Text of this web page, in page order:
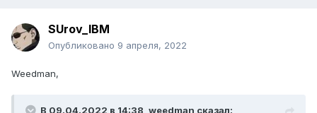
SUrov_IBM
Опубликовано 9 апреля, 2022
Weedman,
В 09.04.2022 в 14:38, weedman сказал: